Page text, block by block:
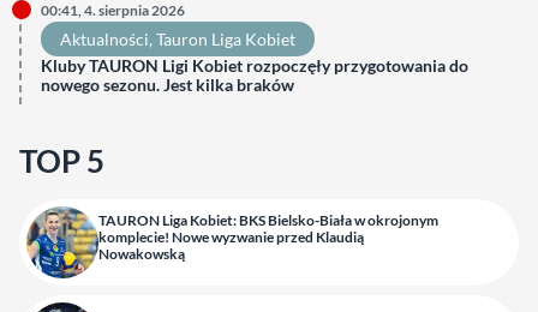
00:41, 4. sierpnia 2026
Aktualności, Tauron Liga Kobiet
Kluby TAURON Ligi Kobiet rozpoczęły przygotowania do
nowego sezonu. Jest kilka braków
TOP 5
TAURON Liga Kobiet: BKS Bielsko-Biała w okrojonym
komplecie! Nowe wyzwanie przed Klaudią
Nowakowską